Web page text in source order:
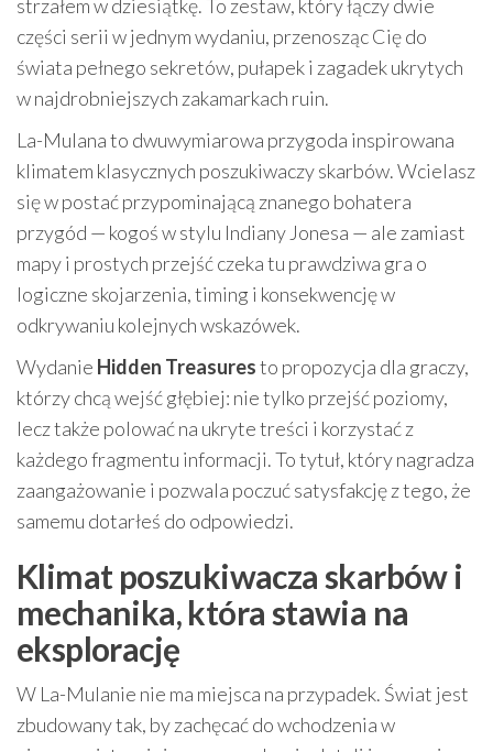
strzałem w dziesiątkę. To zestaw, który łączy dwie
części serii w jednym wydaniu, przenosząc Cię do
świata pełnego sekretów, pułapek i zagadek ukrytych
w najdrobniejszych zakamarkach ruin.
La-Mulana to dwuwymiarowa przygoda inspirowana
klimatem klasycznych poszukiwaczy skarbów. Wcielasz
się w postać przypominającą znanego bohatera
przygód — kogoś w stylu Indiany Jonesa — ale zamiast
mapy i prostych przejść czeka tu prawdziwa gra o
logiczne skojarzenia, timing i konsekwencję w
odkrywaniu kolejnych wskazówek.
Wydanie Hidden Treasuresto propozycja dla graczy,
którzy chcą wejść głębiej: nie tylko przejść poziomy,
lecz także polować na ukryte treści i korzystać z
każdego fragmentu informacji. To tytuł, który nagradza
zaangażowanie i pozwala poczuć satysfakcję z tego, że
samemu dotarłeś do odpowiedzi.
Klimat poszukiwacza skarbów i
mechanika, która stawia na
eksplorację
W La-Mulanie nie ma miejsca na przypadek. Świat jest
zbudowany tak, by zachęcać do wchodzenia w